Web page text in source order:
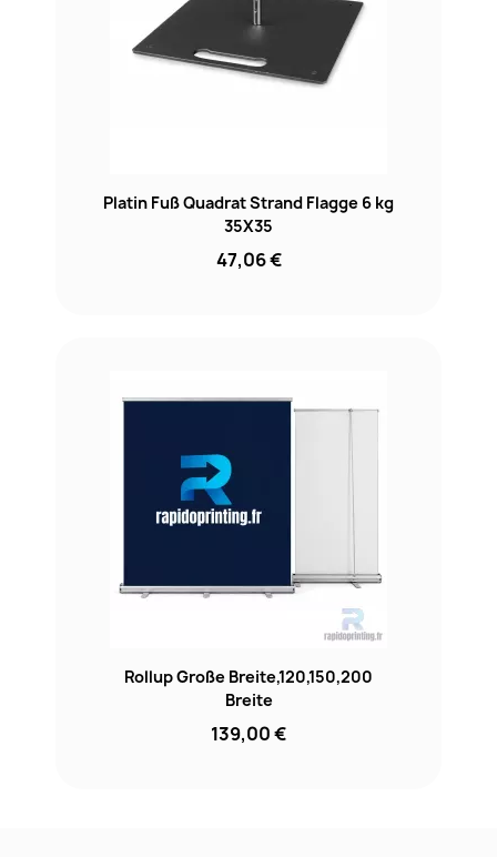
Platin Fuß Quadrat Strand Flagge 6 kg
35X35
47,06 €
Rollup Große Breite,120,150,200
Breite
139,00 €